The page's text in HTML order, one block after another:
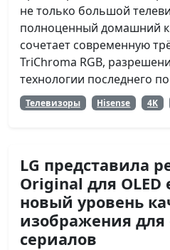
не только большой
полноценный домашний
сочетает современную
TriChroma RGB,
технологии последнего
Телевизоры Hisense 4K
LG представила
Original для OLED
новый уровень
изображения
сериалов